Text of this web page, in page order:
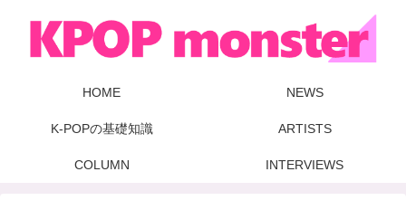
HOME NEWS
K-POPの基礎知識 ARTISTS
COLUMN INTERVIEWS